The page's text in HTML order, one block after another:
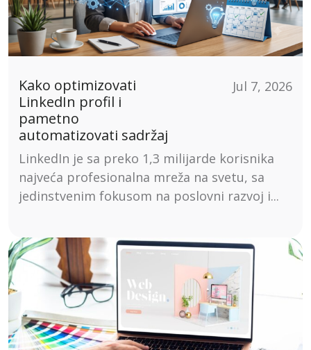
Kako optimizovati
LinkedIn profil i
pametno
automatizovati sadržaj
Jul 7, 2026
LinkedIn je sa preko 1,3 milijarde korisnika
najveća profesionalna mreža na svetu, sa
jedinstvenim fokusom na poslovni razvoj i...